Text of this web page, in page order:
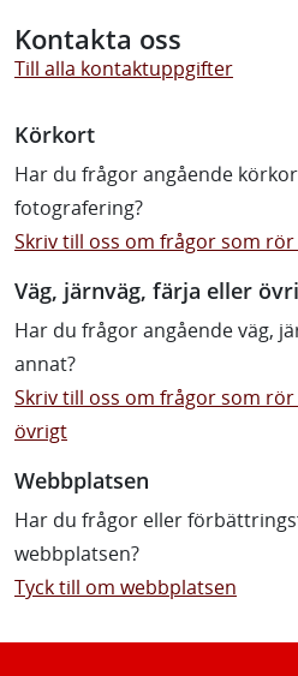
Kontakta oss
Till alla kontaktuppgifter
Körkort
Har du frågor angående
fotografering?
Skriv till oss om frågor som
Väg, järnväg, färja eller
Har du frågor angående väg,
annat?
Skriv till oss om frågor som
övrigt
Webbplatsen
Har du frågor eller
webbplatsen?
Tyck till om webbplatsen